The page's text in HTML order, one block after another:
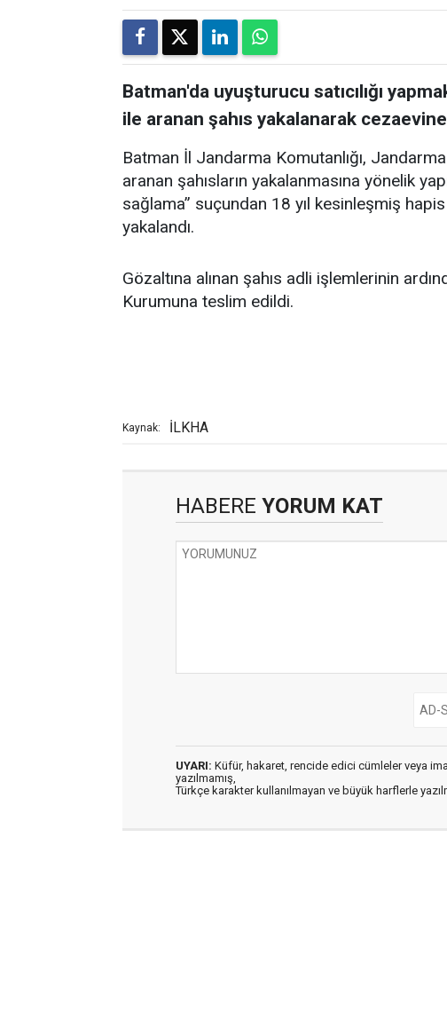
Batman'da uyuşturucu satıcılığı
ile aranan şahıs yakalanarak
Batman İl Jandarma Komutanlığı,
aranan şahısların yakalanmasına yönelik
sağlama” suçundan 18 yıl kesinleşmiş
yakalandı.
Gözaltına alınan şahıs adli işlemlerinin
Kurumuna teslim edildi.
Kaynak: İLKHA
HABERE YORUM KAT
UYARI: Küfür, hakaret, rencide edici cümleler veya
yazılmamış,
Türkçe karakter kullanılmayan ve büyük harflerle